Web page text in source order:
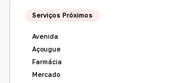
Serviços Próximos
Avenida
Açougue
Farmácia
Mercado